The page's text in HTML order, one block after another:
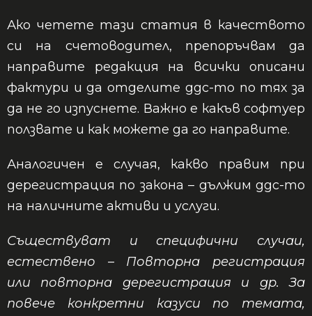
Ако четете тази статия в качеството
си на счетоводител, препоръчвам да
направите редакция на всички описани
фактури и да отделите ддс-то по тях за
да не го изпуснете. Важно е какъв софтуер
ползвате и как можете да го направите.
Аналогичен е случая, какво правим при
дерегистрация по закона – дължим ддс-то
на наличните активи и услуги.
Съществуват и специфични случаи,
естествено – Повторна регистрация
или повторна дерегистрация и др. За
повече конкретни казуси по темата,